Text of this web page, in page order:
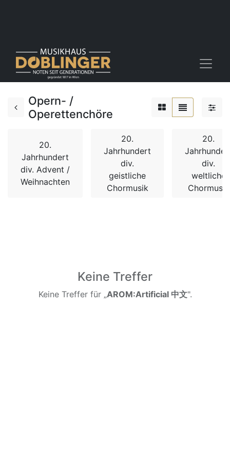
Opern- /
Operettenchöre
20.
Jahrhundert
div. Advent /
Weihnachten
20.
Jahrhundert
div.
geistliche
Chormusik
20.
div.
weltliche
Chormusik
Keine Treffer
Keine Treffer für „AROM:Artificial 中文".